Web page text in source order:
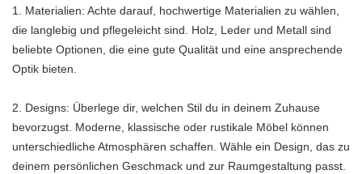
1. Materialien: Achte darauf, hochwertige Materialien zu wählen,
die langlebig und pflegeleicht sind. Holz, Leder und Metall sind
beliebte Optionen, die eine gute Qualität und eine ansprechende
Optik bieten.
2. Designs: Überlege dir, welchen Stil du in deinem Zuhause
bevorzugst. Moderne, klassische oder rustikale Möbel können
unterschiedliche Atmosphären schaffen. Wähle ein Design, das zu
deinem persönlichen Geschmack und zur Raumgestaltung passt.